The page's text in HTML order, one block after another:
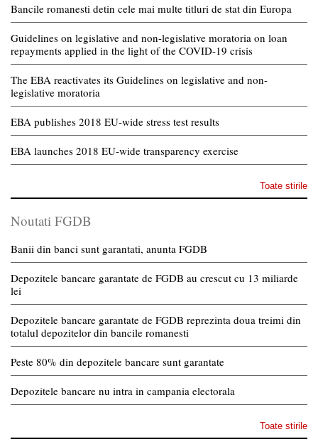
Bancile romanesti detin cele mai multe titluri de stat din Europa
Guidelines on legislative and non-legislative moratoria on loan
repayments applied in the light of the COVID-19 crisis
The EBA reactivates its Guidelines on legislative and non-
legislative moratoria
EBA publishes 2018 EU-wide stress test results
EBA launches 2018 EU-wide transparency exercise
Toate stirile
Noutati FGDB
Banii din banci sunt garantati, anunta FGDB
Depozitele bancare garantate de FGDB au crescut cu 13 miliarde
lei
Depozitele bancare garantate de FGDB reprezinta doua treimi din
totalul depozitelor din bancile romanesti
Peste 80% din depozitele bancare sunt garantate
Depozitele bancare nu intra in campania electorala
Toate stirile